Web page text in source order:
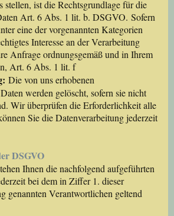
stellen, ist die Rechtsgrundlage für die
Art. 6 Abs. 1 lit. b. DSGVO. Sofern
eine der vorgenannten Kategorien
Interesse an der Verarbeitung
Anfrage ordnungsgemäß und in Ihrem
Art. 6 Abs. 1 lit. f
Die von uns erhobenen
werden gelöscht, sofern sie nicht
Wir überprüfen die Erforderlichkeit alle
Sie die Datenverarbeitung jederzeit
DSGVO
Ihnen die nachfolgend aufgeführten
bei dem in Ziffer 1. dieser
genannten Verantwortlichen geltend